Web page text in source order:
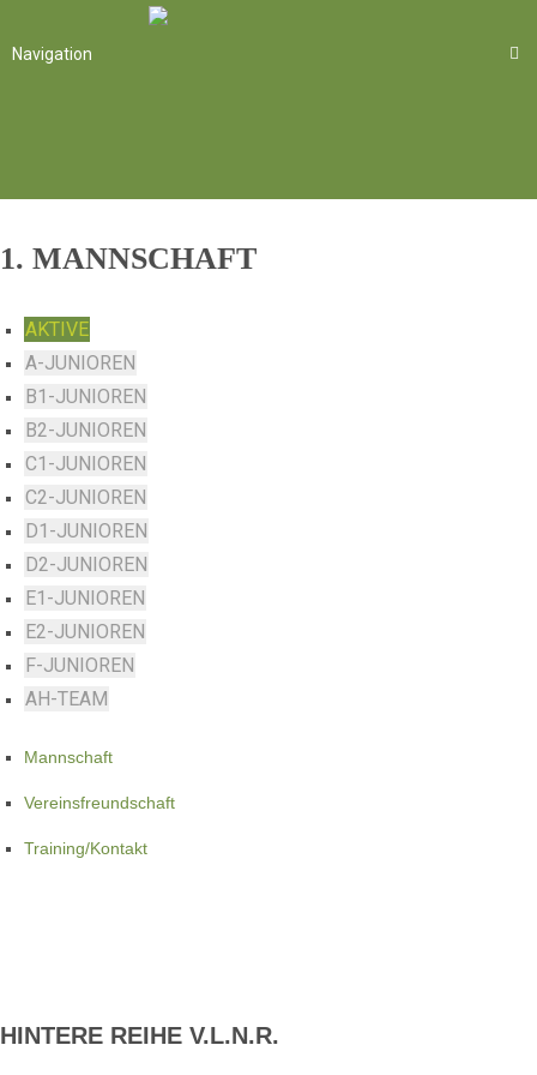
Navigation
1. MANNSCHAFT
AKTIVE
A-JUNIOREN
B1-JUNIOREN
B2-JUNIOREN
C1-JUNIOREN
C2-JUNIOREN
D1-JUNIOREN
D2-JUNIOREN
E1-JUNIOREN
E2-JUNIOREN
F-JUNIOREN
AH-TEAM
Mannschaft
Vereinsfreundschaft
Training/Kontakt
HINTERE REIHE V.L.N.R.